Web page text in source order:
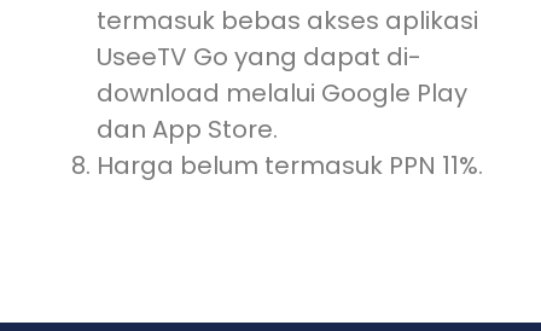
termasuk bebas akses aplikasi
UseeTV Go yang dapat di-
download melalui Google Play
dan App Store.
Harga belum termasuk PPN 11%.